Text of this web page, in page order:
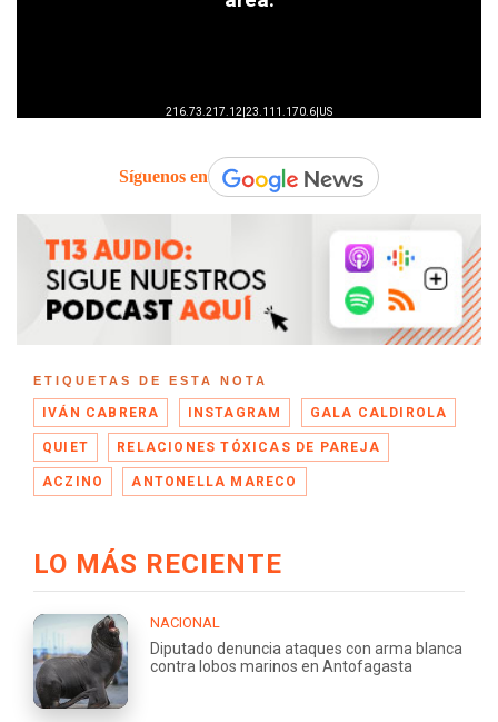
Síguenos en
ETIQUETAS DE ESTA NOTA
IVÁN CABRERA INSTAGRAM GALA CALDIROLA
QUIET RELACIONES TÓXICAS DE PAREJA
ACZINO ANTONELLA MARECO
LO MÁS RECIENTE
NACIONAL
Diputado denuncia ataques con arma blanca
contra lobos marinos en Antofagasta